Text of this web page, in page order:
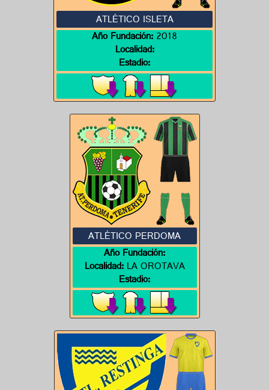
ATLÉTICO ISLETA
Año Fundación:2018
Localidad:
Estadio:
ATLÉTICO PERDOMA
Año Fundación:
Localidad:LA OROTAVA
Estadio: